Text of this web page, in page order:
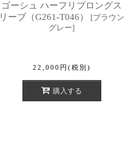
ゴーシュ ハーフリブロングス
リーブ（G261-T046）
[ブラウン
グレー]
22,000 円 (税別)
購入する